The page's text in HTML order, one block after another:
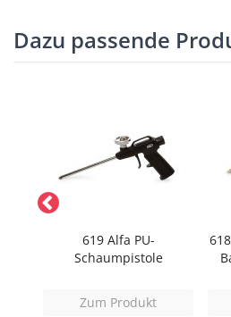
Dazu passende
619 Alfa PU-
Schaumpistole
Zum Produkt